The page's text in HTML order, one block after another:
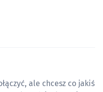
ale chcesz co jakiś